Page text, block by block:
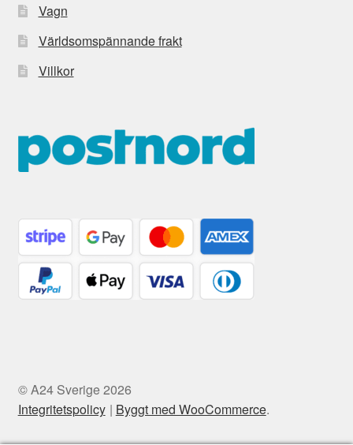
Vagn
Världsomspännande frakt
Villkor
© A24 Sverige 2026
Integritetspolicy
Byggt med WooCommerce.